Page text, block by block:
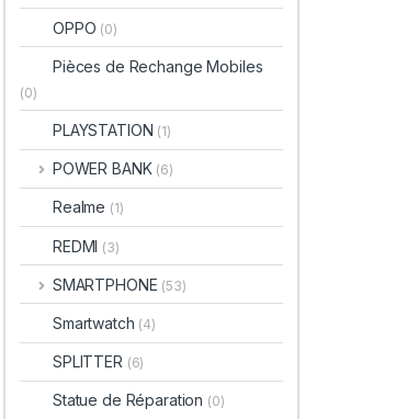
OPPO (0)
Pièces de Rechange Mobiles
(0)
PLAYSTATION (1)
POWER BANK (6)
Realme (1)
REDMI (3)
SMARTPHONE (53)
Smartwatch (4)
SPLITTER (6)
Statue de Réparation (0)